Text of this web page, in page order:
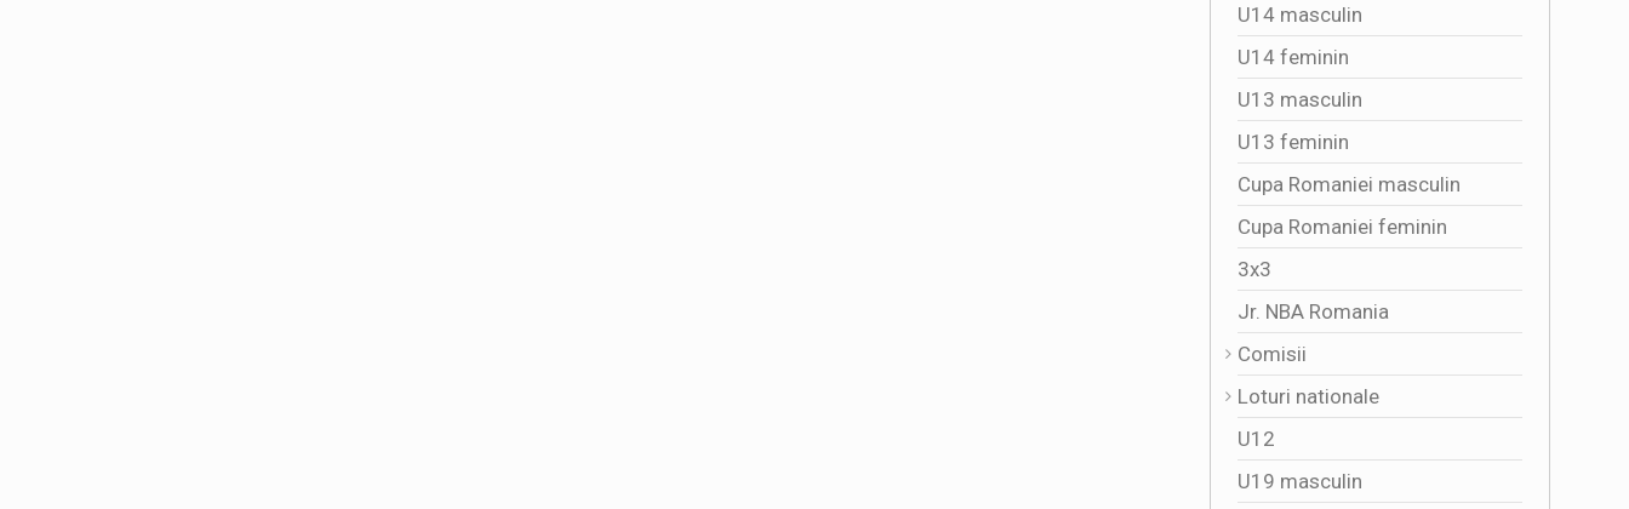
U14 masculin
U14 feminin
U13 masculin
U13 feminin
Cupa Romaniei masculin
Cupa Romaniei feminin
3x3
Jr. NBA Romania
Comisii
Loturi nationale
U12
U19 masculin